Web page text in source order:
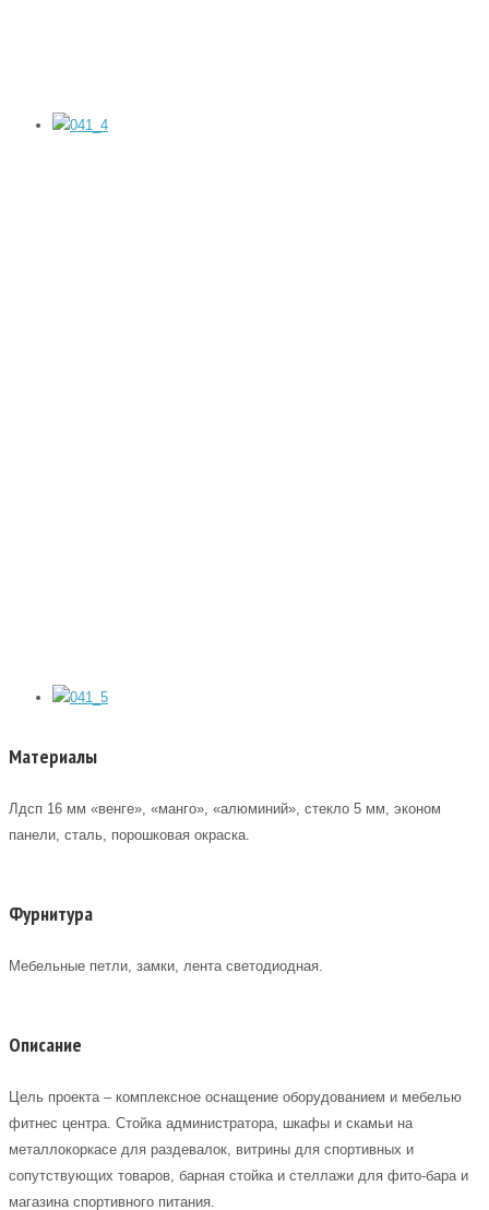
Материалы
Лдсп 16 мм «венге», «манго», «алюминий», стекло 5 мм, эконом
панели, сталь, порошковая окраска.
Фурнитура
Мебельные петли, замки, лента светодиодная.
Описание
Цель проекта – комплексное оснащение оборудованием и мебелью
фитнес центра. Стойка администратора, шкафы и скамьи на
металлокоркасе для раздевалок, витрины для спортивных и
сопутствующих товаров, барная стойка и стеллажи для фито-бара и
магазина спортивного питания.